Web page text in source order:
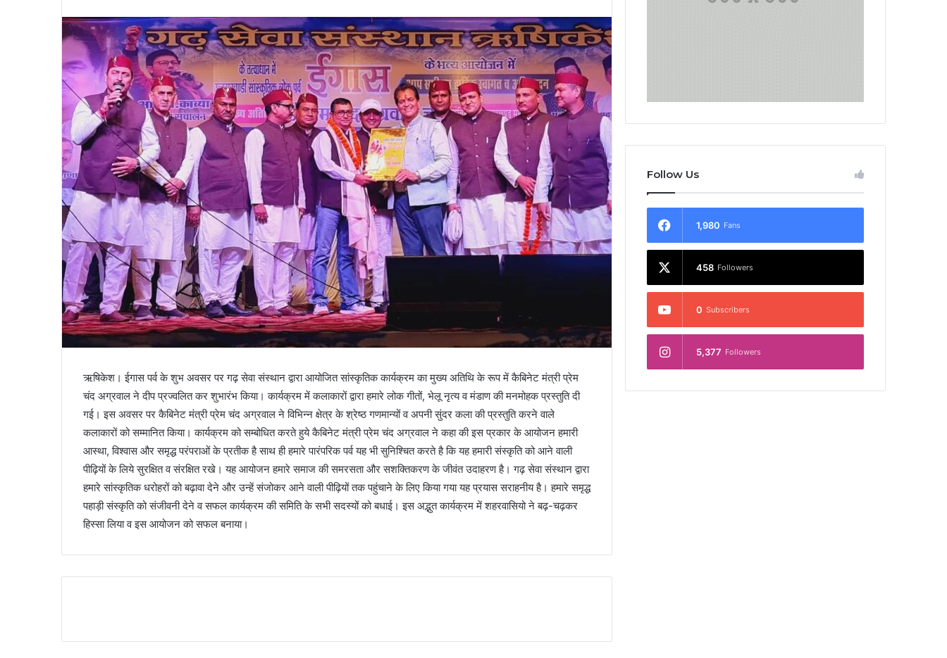
ऋषिकेश। ईगास पर्व के शुभ अवसर पर गढ़ सेवा संस्थान द्वारा आयोजित सांस्कृतिक कार्यक्रम का मुख्य अतिथि के रूप में कैबिनेट मंत्री प्रेम
चंद अग्रवाल ने दीप प्रज्वलित कर शुभारंभ किया। कार्यक्रम में कलाकारों द्वारा हमारे लोक गीतों, भेलू नृत्य व मंडाण की मनमोहक प्रस्तुति दी
गई। इस अवसर पर कैबिनेट मंत्री प्रेम चंद अग्रवाल ने विभिन्न क्षेत्र के श्रेष्ठ गणमान्यों व अपनी सुंदर कला की प्रस्तुति करने वाले
कलाकारों को सम्मानित किया। कार्यक्रम को सम्बोधित करते हुये कैबिनेट मंत्री प्रेम चंद अग्रवाल ने कहा की इस प्रकार के आयोजन हमारी
आस्था, विश्वास और समृद्ध परंपराओं के प्रतीक है साथ ही हमारे पारंपरिक पर्व यह भी सुनिश्चित करते है कि यह हमारी संस्कृति को आने वाली
पीढ़ियों के लिये सुरक्षित व संरक्षित रखे। यह आयोजन हमारे समाज की समरसता और सशक्तिकरण के जीवंत उदाहरण है। गढ़ सेवा संस्थान द्वारा
हमारे सांस्कृतिक धरोहरों को बढ़ावा देने और उन्हें संजोकर आने वाली पीढ़ियों तक पहुंचाने के लिए किया गया यह प्रयास सराहनीय है। हमारे समृद्ध
पहाड़ी संस्कृति को संजीवनी देने व सफल कार्यक्रम की समिति के सभी सदस्यों को बधाई। इस अद्भुत कार्यक्रम में शहरवासियो ने बढ़-चढ़कर
हिस्सा लिया व इस आयोजन को सफल बनाया।
Follow Us
1,980 Fans
458 Followers
0 Subscribers
5,377 Followers